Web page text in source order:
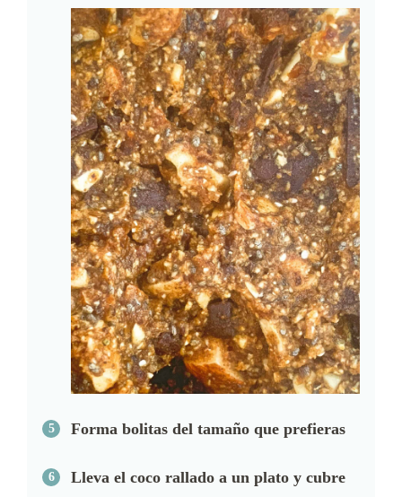
Forma bolitas del tamaño que prefieras
Lleva el coco rallado a un plato y cubre